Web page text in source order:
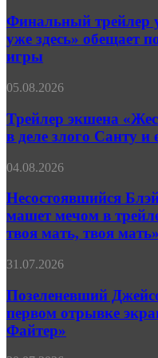
трейлере
«Праймтайма»
ужастика
6:
они
здесь»
полностью
изменить
правила
игры
Финальный трейлер
уже здесь» обещает
игры
Трейлер
«Жестокая
ночь 2»
показывает
деле
Санту
и
его
жену
05.08.2026
Трейлер экшена
в деле злого Санту и
Несостоявшийся
Махершала
резво
машет
в
фильма
«Твоя
мать,
твоя
мать,
04.08.2026
Несостоявшийся
машет мечом в
твоя мать, твоя мать»
Позеленевший
Момоа
и
боевая
магия
31.07.2026
Позеленевший
первом отрывке
Файтер»